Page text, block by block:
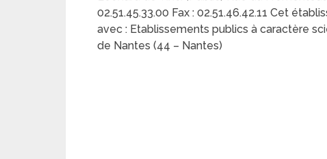
02.51.45.33.00 Fax : 02.51.46.42.11 Cet
avec : Etablissements publics à caractère
de Nantes (44 – Nantes)